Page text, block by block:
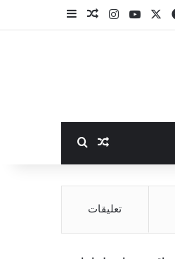
فيسبوك ‫YouTubeانستقراممقال عشوائي
مقال عشوائي
تعليقات